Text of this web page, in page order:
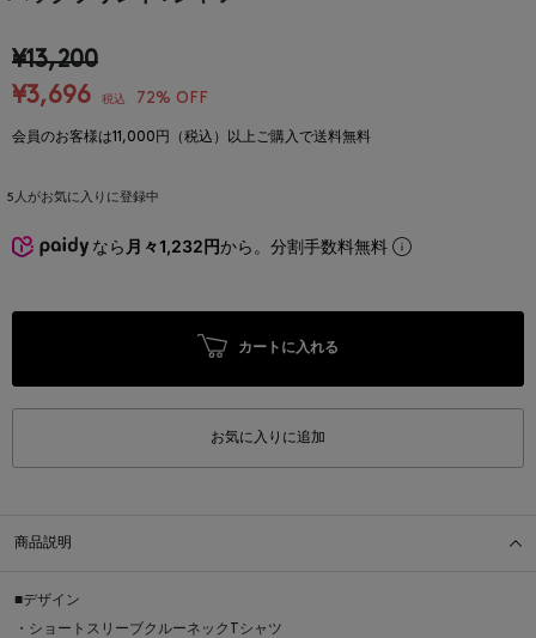
¥13,200
¥3,696
税込 72% OFF
会員のお客様は11,000円（税込）以上ご購入で送料無料
5 人がお気に入りに登録中
なら 月々1,232円から。分割手数料無料
カートに入れる
お気に入りに追加
商品説明
■デザイン
・ショートスリーブクルーネックTシャツ